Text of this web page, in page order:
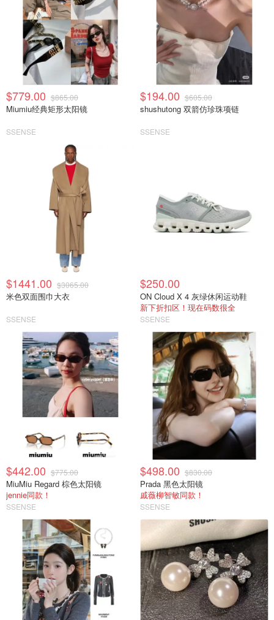
$779.00 $865.00
Miumiu经典矩形太阳镜
SSENSE
$194.00 $605.00
shushutong 双箭仿珍珠项链
SSENSE
$1441.00 $3065.00
米色双面围巾大衣
SSENSE
$250.00
ON Cloud X 4 灰绿休闲运动鞋
新下折扣区！现在码数很全
SSENSE
$442.00 $775.00
MiuMiu Regard 棕色太阳镜
jennie同款！
SSENSE
$498.00 $830.00
Prada 黑色太阳镜
戚薇柳智敏同款！
SSENSE